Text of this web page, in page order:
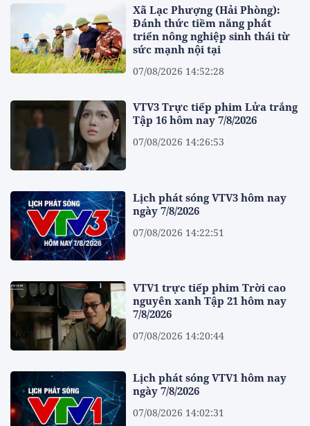
Xã Lạc Phượng (Hải Phòng):
Đánh thức tiềm năng phát
triển nông nghiệp sinh thái từ
sức mạnh nội tại
07/08/2026 14:52:28
VTV3 Trực tiếp phim Lửa trắng
Tập 16 hôm nay 7/8/2026
07/08/2026 14:26:53
Lịch phát sóng VTV3 hôm nay
ngày 7/8/2026
07/08/2026 14:22:51
VTV1 trực tiếp phim Trời cao
nguyên xanh Tập 21 hôm nay
7/8/2026
07/08/2026 14:20:44
Lịch phát sóng VTV1 hôm nay
ngày 7/8/2026
07/08/2026 14:02:31